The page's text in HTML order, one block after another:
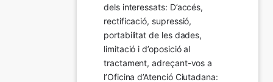
dels interessats: D’accés,
rectificació, supressió,
portabilitat de les dades,
limitació i d’oposició al
tractament, adreçant-vos a
l’Oficina d’Atenció Ciutadana: